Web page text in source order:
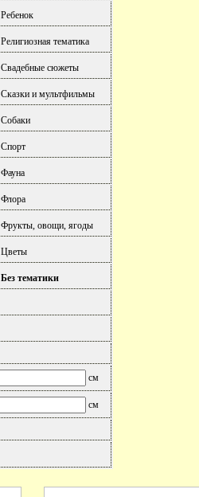
Ребенок
Религиозная тематика
Свадебные сюжеты
Сказки и мультфильмы
Собаки
Спорт
Фауна
Флора
Фрукты, овощи, ягоды
Цветы
Без тематики
см
см